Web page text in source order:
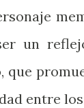
un
entre